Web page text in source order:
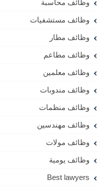
وظائف محاسبة
وظائف مستشفيات
وظائف مطار
وظائف مطاعم
وظائف معلمين
وظائف مندوبات
وظائف منظمات
وظائف مهندسين
وظائف مولات
وظائف يومية
Best lawyers